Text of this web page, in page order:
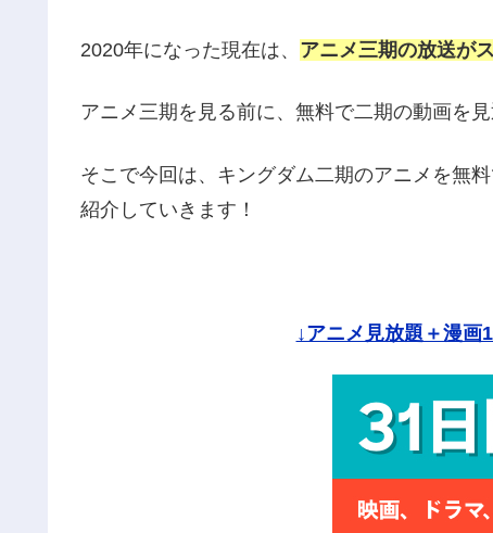
2020年になった現在は、 アニメ三期の放送が
アニメ三期を見る前に、無料で二期の動画を
そこで今回は、キングダム二期のアニメを無
紹介していきます！
↓アニメ見放題＋漫画